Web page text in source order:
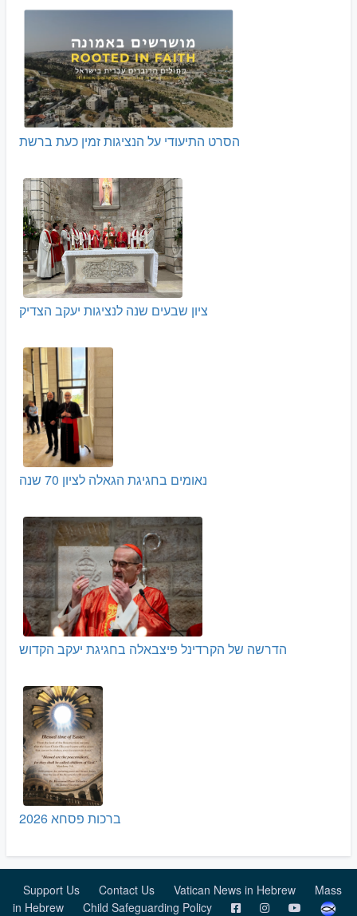
הסרט התיעודי על הנציגות זמין כעת ברשת
ציון שבעים שנה לנציגות יעקב הצדיק
נאומים בחגיגת הגאלה לציון 70 שנה
הדרשה של הקרדינל פיצבאלה בחגיגת יעקב הקדוש
ברכות פסחא 2026
Support Us Contact Us Vatican News in Hebrew
Mass
in Hebrew
Child Safeguarding Policy